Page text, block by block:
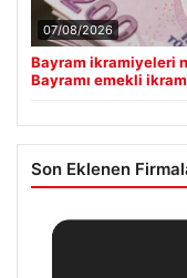
07/08/2026
Bayram ikramiyeleri
Bayramı emekli
Son Eklenen